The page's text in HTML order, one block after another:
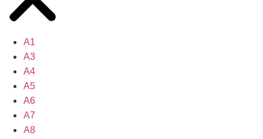
A1
A3
A4
A5
A6
A7
A8